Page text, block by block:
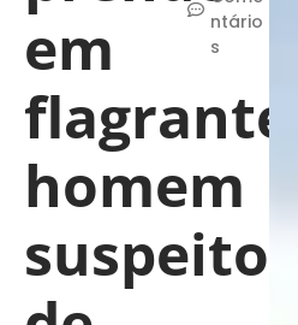
em
flagrante
homem
suspeito
ntário
s